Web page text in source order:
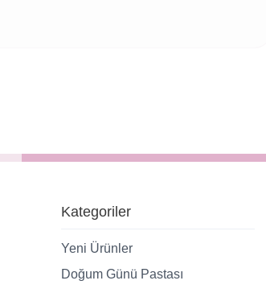
Kategoriler
Yeni Ürünler
Doğum Günü Pastası